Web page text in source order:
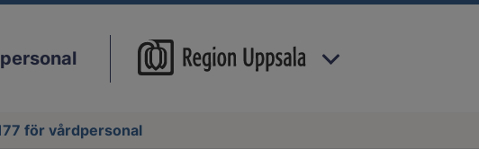
Du har valt regionUppsala län
för vårdpersonal